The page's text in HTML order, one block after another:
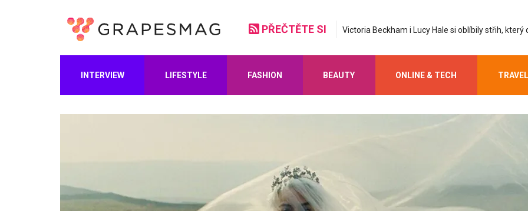
PŘEČTĚTE SI Mastná nerovná se hydratovaná: Korejská
INTERVIEW LIFESTYLE FASHION BEAUTY ONLINE & TECH TRAVEL